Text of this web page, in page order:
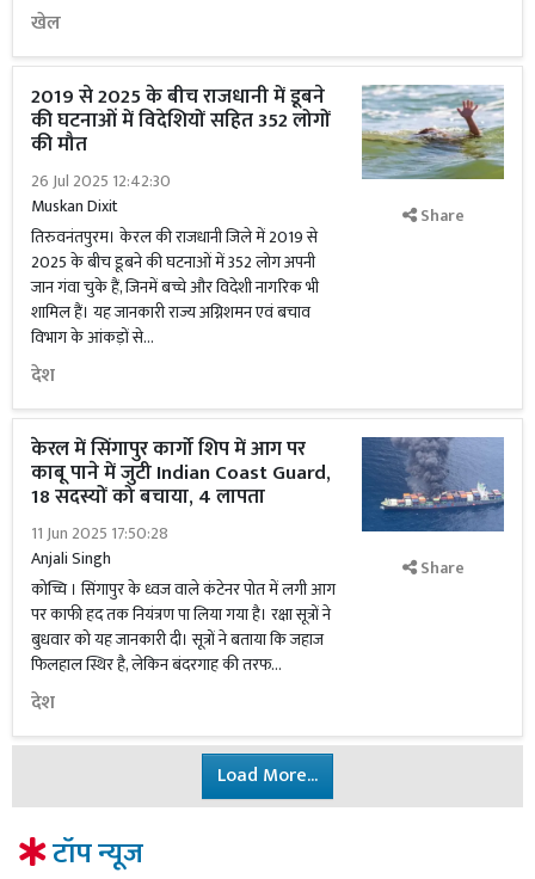
खेल
2019 से 2025 के बीच राजधानी में डूबने
की घटनाओं में विदेशियों सहित 352 लोगों
की मौत
26 Jul 2025 12:42:30
Muskan Dixit
तिरुवनंतपुरम। केरल की राजधानी जिले में 2019 से
2025 के बीच डूबने की घटनाओं में 352 लोग अपनी
जान गंवा चुके हैं, जिनमें बच्चे और विदेशी नागरिक भी
शामिल हैं। यह जानकारी राज्य अग्निशमन एवं बचाव
विभाग के आंकड़ों से...
देश
Share
केरल में सिंगापुर कार्गो शिप में आग पर
काबू पाने में जुटी Indian Coast Guard,
18 सदस्यों को बचाया, 4 लापता
11 Jun 2025 17:50:28
Anjali Singh
कोच्चि । सिंगापुर के ध्वज वाले कंटेनर पोत में लगी आग
पर काफी हद तक नियंत्रण पा लिया गया है। रक्षा सूत्रों ने
बुधवार को यह जानकारी दी। सूत्रों ने बताया कि जहाज
फिलहाल स्थिर है, लेकिन बंदरगाह की तरफ...
देश
Share
Load More...
टॉप न्यूज